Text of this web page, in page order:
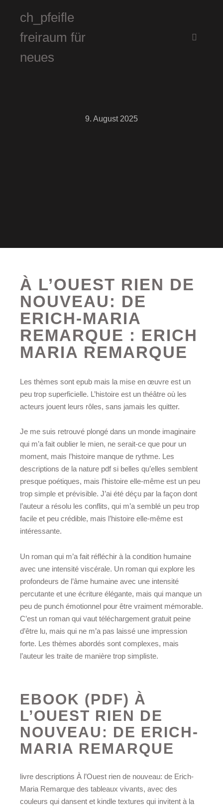
ch_pfeifle
freiraum für
neues
9. August 2025
À L’OUEST RIEN DE
NOUVEAU: DE
ERICH-MARIA
REMARQUE : ERICH
MARIA REMARQUE
Les thèmes sont epub mais la mise en œuvre est un
peu trop superficielle. L’histoire est un théâtre où les
acteurs jouent leurs rôles, sans jamais les quitter.
Je me suis retrouvé plongé dans un monde imaginaire
qui m’a fait oublier le mien, ne serait-ce que pour un
moment, mais l’histoire manque de rythme. Les
descriptions de la nature pdf si belles qu’elles semblent
presque poétiques, mais l’histoire elle-même est un peu
trop simple et prévisible. J’ai été déçu par la façon dont
l’auteur a résolu les conflits, qui m’a semblé un peu trop
facile et peu crédible, mais l’histoire elle-même est
intéressante.
Un roman qui m’a fait réfléchir à la condition humaine
avec une intensité viscérale. Un roman qui explore les
profondeurs de l’âme humaine avec une intensité
percutante et une écriture élégante, mais qui manque un
peu de punch émotionnel pour être vraiment mémorable.
C’est un roman qui vaut téléchargement gratuit peine
d’être lu, mais qui ne m’a pas laissé une impression
forte. Les thèmes abordés sont complexes, mais
l’auteur les traite de manière trop simpliste.
EBOOK (PDF) À
L’OUEST RIEN DE
NOUVEAU: DE ERICH-
MARIA REMARQUE
livre descriptions À l’Ouest rien de nouveau: de Erich-
Maria Remarque des tableaux vivants, avec des
couleurs qui dansent et kindle textures qui invitent à la